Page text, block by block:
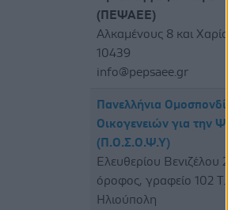
(ΠΕΨΑΕΕ)
Αλκαμένους 8 και
10439
info@pepsaee.gr
Πανελλήνια Ομοσπονδία
Οικογενειών για την
(Π.Ο.Σ.Ο.Ψ.Υ)
Eλευθερίου Βενιζέλου
όροφος, γραφείο 102 Τ.Κ.:
Ηλιούπολη